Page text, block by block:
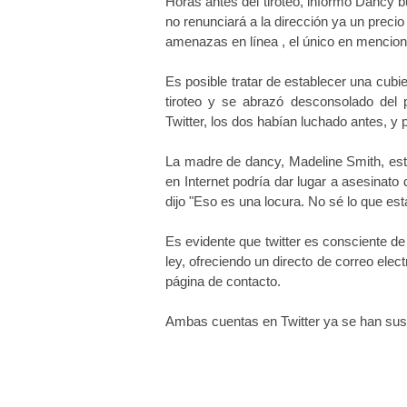
no renunciará a la dirección ya un
amenazas en línea , el único en
Es posible tratar de establecer una
tiroteo y se abrazó desconsolado
Twitter, los dos habían luchado antes, y
La madre de dancy, Madeline Smith,
en Internet podría dar lugar a
dijo "Eso es una locura. No sé lo que
Es evidente que twitter es consciente
ley, ofreciendo un directo de correo
página de contacto.
Ambas cuentas en Twitter ya se han